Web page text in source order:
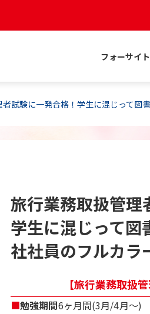
フォーサイ
試験に一発合格！学生に混じって図
旅行業務取扱管理
学生に混じって
社社員のフルカラ
【旅行業務取扱
■勉強期間6ヶ月間(3月/4月〜)